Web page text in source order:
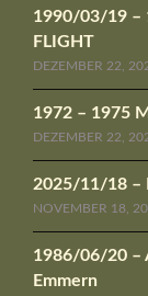
1990/03/19 –
FLIGHT
DEZEMBER 22,
1972 – 1975
DEZEMBER 22,
2025/11/18 –
NOVEMBER 18,
1986/06/20 –
Emmern